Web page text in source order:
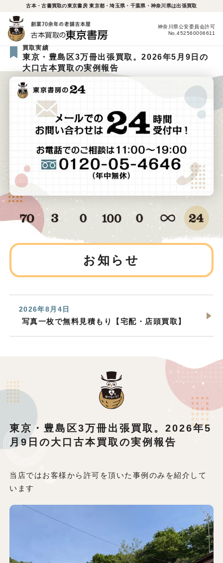
古本・古書買取の東京書房 東京都・埼玉県・千葉県・神奈川県は出張買取
神奈川県公安委員会許可
No.452560006611
買取実績
東京・豊島区3万冊出張買取。2026年5月9日の
大口古本買取の実例報告
お知らせ
2026年8月4日
写真一枚で無料見積もり【宅配・店頭買取】
東京・豊島区3万冊出張買取。2026年5
月9日の大口古本買取の実例報告
当店ではお客様から許可を頂いた事例のみを紹介して
います